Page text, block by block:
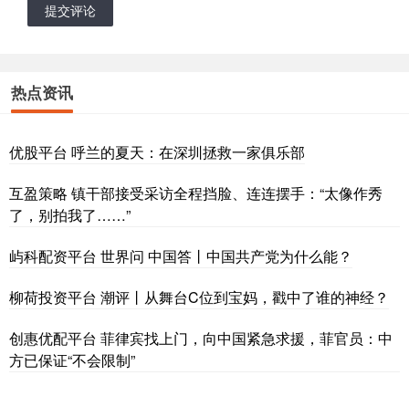
提交评论
热点资讯
优股平台 呼兰的夏天：在深圳拯救一家俱乐部
互盈策略 镇干部接受采访全程挡脸、连连摆手：“太像作秀
了，别拍我了……”
屿科配资平台 世界问 中国答丨中国共产党为什么能？
柳荷投资平台 潮评丨从舞台C位到宝妈，戳中了谁的神经？
创惠优配平台 菲律宾找上门，向中国紧急求援，菲官员：中
方已保证“不会限制”